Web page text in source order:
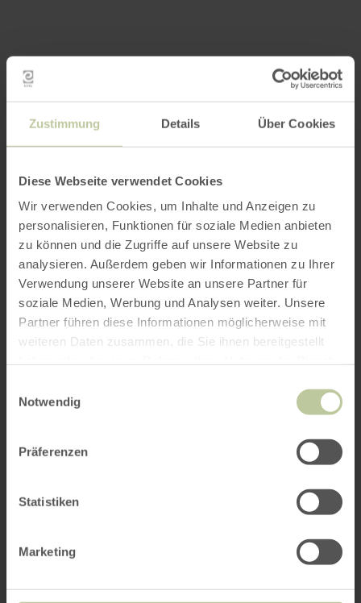
Zustimmung Details Über Cookies
Diese Webseite verwendet Cookies
Wir verwenden Cookies, um Inhalte und Anzeigen zu
personalisieren, Funktionen für soziale Medien anbieten
zu können und die Zugriffe auf unsere Website zu
analysieren. Außerdem geben wir Informationen zu Ihrer
Verwendung unserer Website an unsere Partner für
soziale Medien, Werbung und Analysen weiter. Unsere
Partner führen diese Informationen möglicherweise mit
weiteren Daten zusammen, die Sie ihnen bereitgestellt
Notwendig
Präferenzen
Statistiken
Marketing